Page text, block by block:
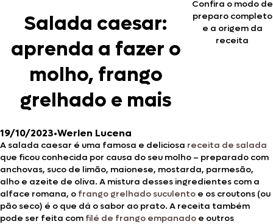
Salada caesar:
aprenda a fazer o
molho, frango
grelhado e mais
Confira o modo de
preparo completo
e a origem da
receita
19/10/2023•Werlen Lucena
A salada caesar é uma famosa e deliciosa receita de salada
que ficou conhecida por causa do seu molho – preparado com
anchovas, suco de limão, maionese, mostarda, parmesão,
alho e azeite de oliva. A mistura desses ingredientes com a
alface romana, o frango grelhado suculento e os croutons (ou
pão seco) é o que dá o sabor ao prato. A receita também
pode ser feita com filé de frango empanado e outros